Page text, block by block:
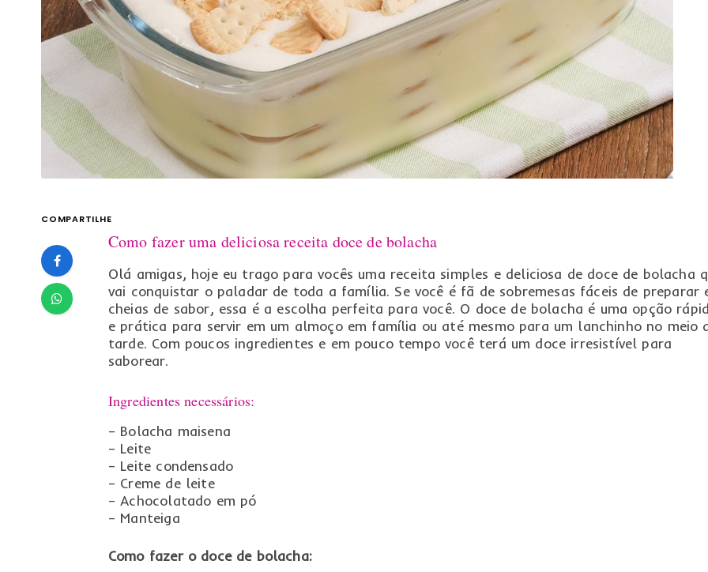
COMPARTILHE
Como fazer uma deliciosa receita doce de bolacha
Olá amigas, hoje eu trago para vocês uma receita simples e deliciosa de doce de bolacha
vai conquistar o paladar de toda a família. Se você é fã de sobremesas fáceis de preparar
cheias de sabor, essa é a escolha perfeita para você. O doce de bolacha é uma opção
e prática para servir em um almoço em família ou até mesmo para um lanchinho no meio
tarde. Com poucos ingredientes e em pouco tempo você terá um doce irresistível para
saborear.
Ingredientes necessários:
– Bolacha maisena
– Leite
– Leite condensado
– Creme de leite
– Achocolatado em pó
– Manteiga
Como fazer o doce de bolacha: